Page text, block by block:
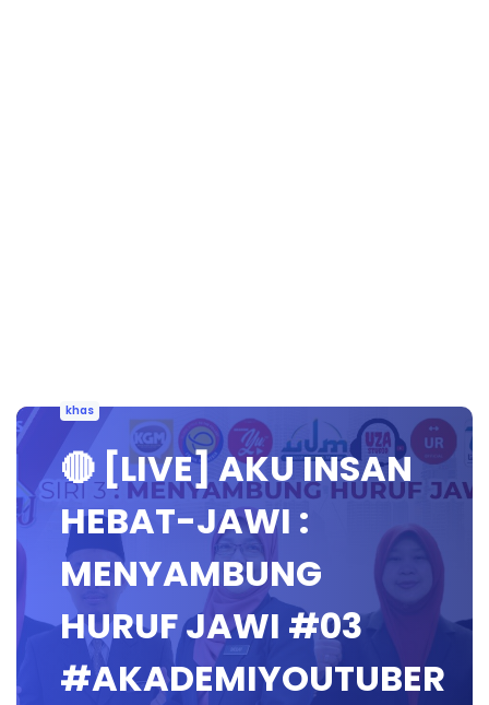
khas
🔴 [LIVE] AKU INSAN
HEBAT-JAWI :
MENYAMBUNG
HURUF JAWI #03
#AKADEMIYOUTUBER